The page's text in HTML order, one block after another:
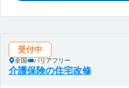
受付中
全国 バリアフリー
介護保険の住宅改修